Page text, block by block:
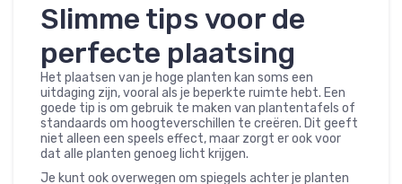
Slimme tips voor de
perfecte plaatsing
Het plaatsen van je hoge planten kan soms een
uitdaging zijn, vooral als je beperkte ruimte hebt. Een
goede tip is om gebruik te maken van plantentafels of
standaards om hoogteverschillen te creëren. Dit geeft
niet alleen een speels effect, maar zorgt er ook voor
dat alle planten genoeg licht krijgen.
Je kunt ook overwegen om spiegels achter je planten